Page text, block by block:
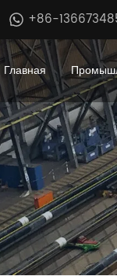
+86-
Главная